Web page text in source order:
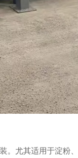
。尤其适用于淀粉